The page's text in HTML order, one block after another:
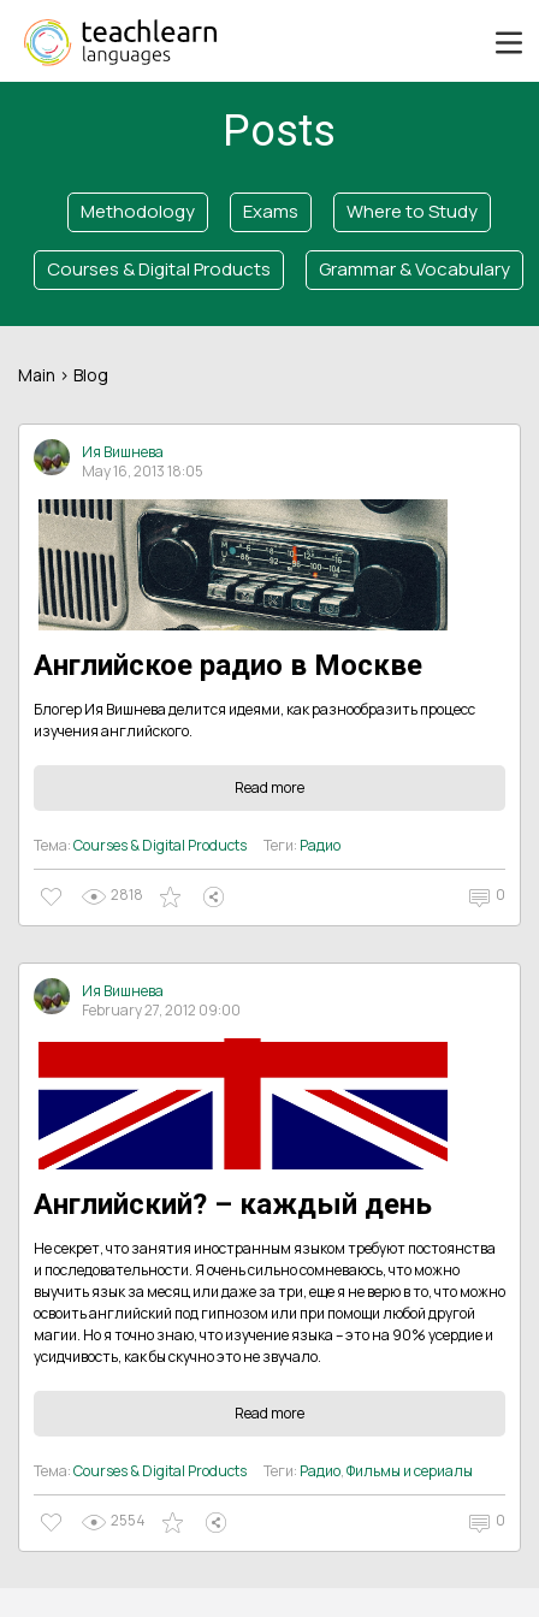
Posts
Methodology Exams Where to Study
Courses & Digital Products Grammar & Vocabulary
Main > Blog
Ия Вишнева
May 16, 2013 18:05
Английское радио в Москве
Блогер Ия Вишнева делится идеями, как разнообразить процесс
изучения английского.
Read more
Тема:Courses & Digital Products Теги: Радио
2818 0
Ия Вишнева
February 27, 2012 09:00
Английский? – каждый день
Не секрет, что занятия иностранным языком требуют постоянства
и последовательности. Я очень сильно сомневаюсь, что можно
выучить язык за месяц или даже за три, еще я не верю в то, что можно
освоить английский под гипнозом или при помощи любой другой
магии. Но я точно знаю, что изучение языка – это на 90% усердие и
усидчивость, как бы скучно это не звучало.
Read more
Тема:Courses & Digital Products Теги: Радио,Фильмы и сериалы
2554 0